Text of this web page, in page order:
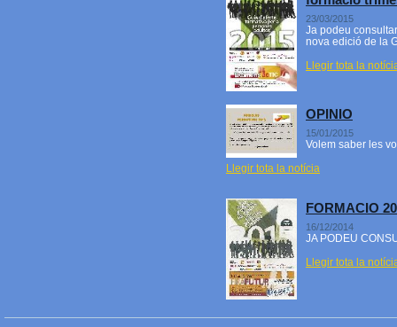
23/03/2015
Ja podeu
nova edició de la
Llegir tota la
OPINIO
15/01/2015
Volem saber les
Llegir tota la notícia
FORMACIO
16/12/2014
JA PODEU
Llegir tota la